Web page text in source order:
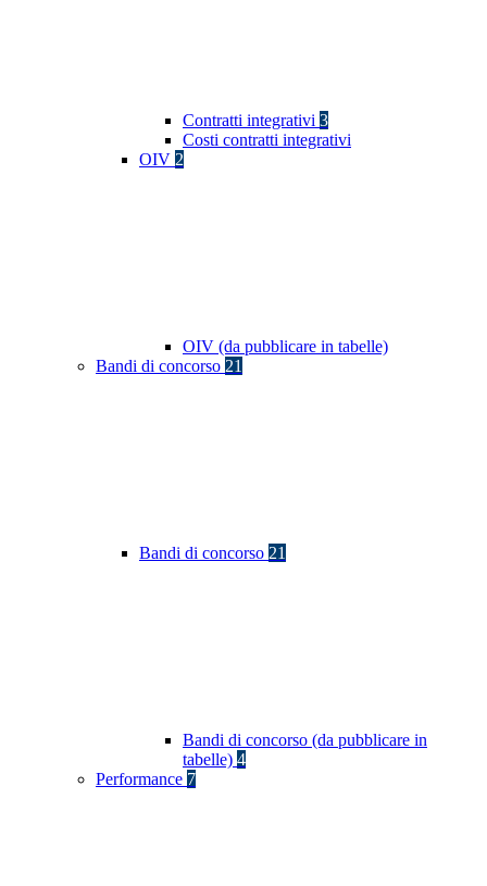
Contratti integrativi 3
Costi contratti integrativi
OIV 2
OIV (da pubblicare in tabelle)
Bandi di concorso 21
Bandi di concorso 21
Bandi di concorso (da pubblicare in
tabelle) 4
Performance 7